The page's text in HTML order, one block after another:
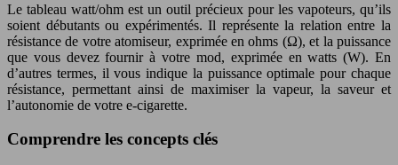
Le tableau watt/ohm est un outil précieux pour les vapoteurs, qu’ils
soient débutants ou expérimentés. Il représente la relation entre la
résistance de votre atomiseur, exprimée en ohms (Ω), et la puissance
que vous devez fournir à votre mod, exprimée en watts (W). En
d’autres termes, il vous indique la puissance optimale pour chaque
résistance, permettant ainsi de maximiser la vapeur, la saveur et
l’autonomie de votre e-cigarette.
Comprendre les concepts clés